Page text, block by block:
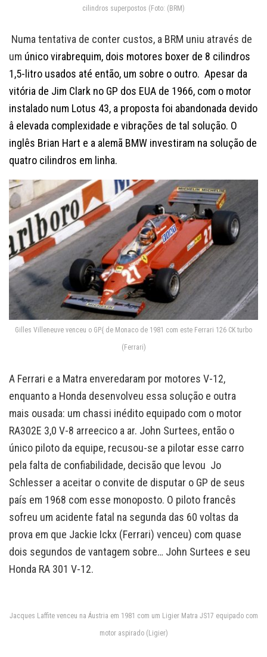
cilindros superpostos (Foto: (BRM)
Numa tentativa de conter custos, a BRM uniu através de
um únicovirabrequim, dois motores boxer de 8 cilindros
1,5-litro usados até então, um sobre o outro. Apesar da
vitória de Jim Clark no GP dos EUA de 1966, com o motor
instalado num Lotus 43, a proposta foi abandonada devido
â elevada complexidade e vibrações de tal solução. O
inglês Brian Hart e a alemã BMW investiram na solução de
quatro cilindros em linha.
Gilles Villeneuve venceu o GP{ de Monaco de 1981 com este Ferrari 126 CK turbo
(Ferrari)
A Ferrari e a Matra enveredaram por motores V-12,
enquanto a Honda desenvolveu essa solução e outra
mais ousada: um chassi inédito equipado com o motor
RA302E 3,0 V-8 arreecico a ar. John Surtees, então o
único piloto da equipe, recusou-se a pilotar esse carro
pela falta de confiabilidade, decisão que levou Jo
Schlesser a aceitar o convite de disputar o GP de seus
país em 1968 com esse monoposto. O piloto francês
sofreu um acidente fatal na segunda das 60 voltas da
prova em que Jackie Ickx (Ferrari) venceu) com quase
dois segundos de vantagem sobre… John Surtees e seu
Honda RA 301 V-12.
Jacques Laffite venceu na Áustria em 1981 com um Ligier Matra JS17 equipado com
motor aspirado (Ligier)